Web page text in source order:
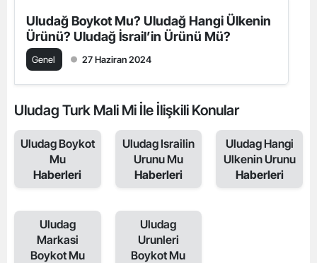
Uludağ Boykot Mu? Uludağ Hangi Ülkenin
Ürünü? Uludağ İsrail’in Ürünü Mü?
Genel 27 Haziran 2024
Uludag Turk Mali Mi İle İlişkili Konular
Uludag Boykot
Mu
Haberleri
Uludag Israilin
Urunu Mu
Haberleri
Uludag Hangi
Ulkenin Urunu
Haberleri
Uludag
Markasi
Boykot Mu
Uludag
Urunleri
Boykot Mu